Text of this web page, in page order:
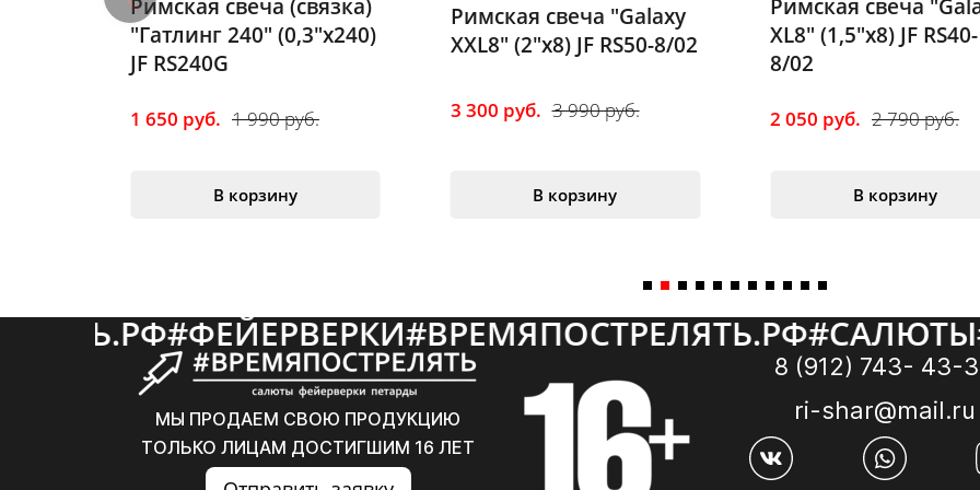
Римская свеча (связка)
"Гатлинг 240" (0,3"х240)
JF RS240G
1 650 руб. 1 990 руб.
В корзину
Римская свеча "Galaxy
XXL8" (2"х8) JF RS50-8/02
3 300 руб. 3 990 руб.
В корзину
Римская свеча
XL8" (1,5"х8) JF RS40-
8/02
2 050 руб. 2 790 руб.
В корзину
#ФЕЙЕРВЕРКИ#ВРЕМЯПОСТРЕЛЯТЬ.РФ#САЛЮТЫ#
МЫ ПРОДАЕМ СВОЮ ПРОДУКЦИЮ
ТОЛЬКО ЛИЦАМ ДОСТИГШИМ 16 ЛЕТ
8 (912) 743- 43-
ri-shar@mail.ru